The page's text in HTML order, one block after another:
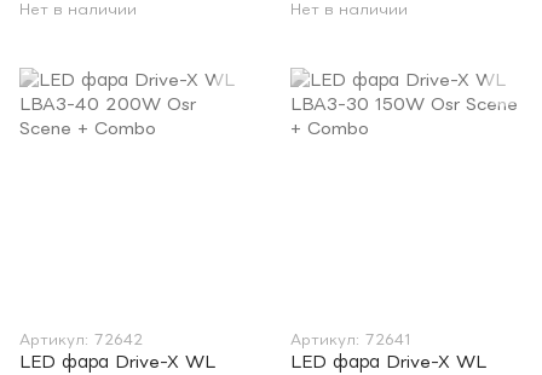
Нет в наличии Нет в наличии
Артикул: 72642
LED фара Drive-X WL
Артикул: 72641
LED фара Drive-X WL